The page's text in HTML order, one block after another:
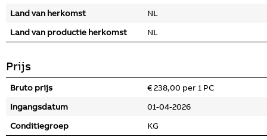
Land van herkomst
NL
Land van productie herkomst
NL
Prijs
Bruto prijs
€ 238,00 per 1 PC
Ingangsdatum
01-04-2026
Conditiegroep
KG